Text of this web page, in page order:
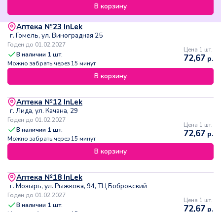
В корзину
Аптека №23 InLek
г. Гомель, ул. Виноградная 25
Годен до 01.02.2027
В наличии 1 шт.
Можно забрать через 15 минут
Цена 1 шт.
72,67 р.
В корзину
Аптека №12 InLek
г. Лида, ул. Качана, 29
Годен до 01.02.2027
В наличии 1 шт.
Можно забрать через 15 минут
Цена 1 шт.
72,67 р.
В корзину
Аптека №18 InLek
г. Мозырь, ул. Рыжкова, 94, ТЦ Бобровский
Годен до 01.02.2027
В наличии 1 шт.
Цена 1 шт.
72,67 р.